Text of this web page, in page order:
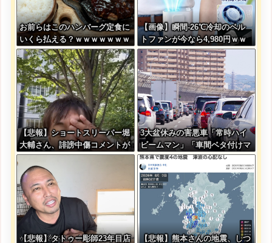
お前らはこのハンバーグ定食に
いくら払える？ｗｗｗｗｗｗｗ
ｗｗｗ
【画像】瞬間-26℃冷却のベル
トファンが今なら4,980円ｗｗ
ｗｗｗｗ
【悲報】ショートスリーパー堀
大輔さん、誹謗中傷コメントが
1万件を越えて号泣してしまう
ｗｗｗｗｗ
3大盆休みの害悪車「常時ハイ
ビームマン」「車間ベタ付けマ
ン」「法定速度絶対遵守マン」
【悲報】タトゥー彫師23年目店 【悲報】熊本さんの地震、しつ